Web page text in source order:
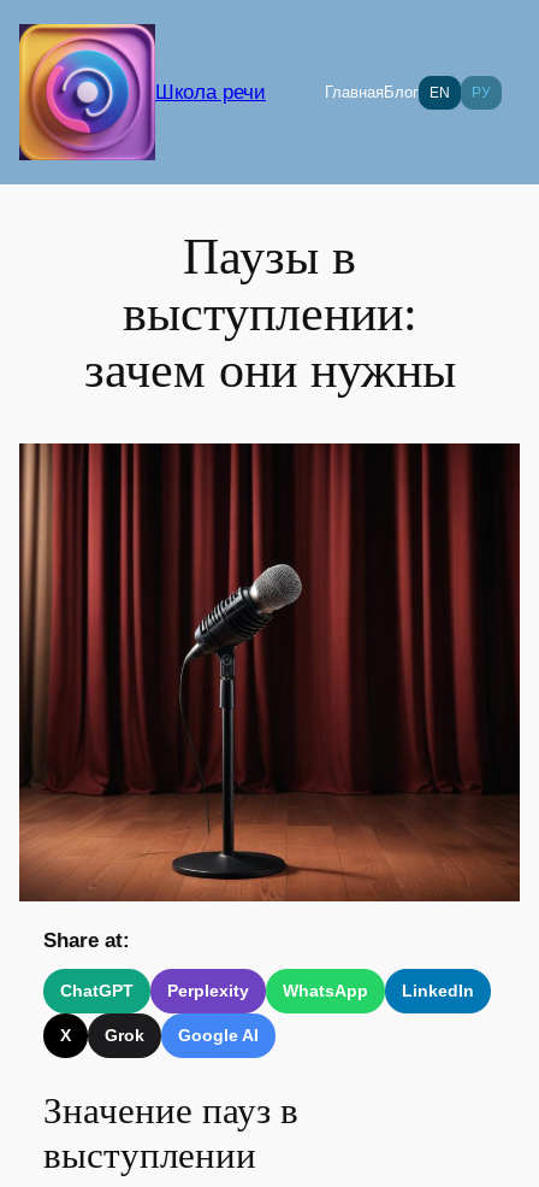
содержимому
Школа речи ГлавнаяБлог EN РУ
Паузы в
выступлении:
зачем они нужны
Share at:
ChatGPT Perplexity WhatsApp LinkedIn
X Grok Google AI
Значение пауз в
выступлении